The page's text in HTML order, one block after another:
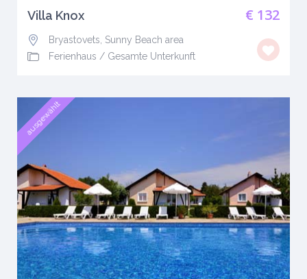
€ 132
Villa Knox
Bryastovets, Sunny Beach area
Ferienhaus / Gesamte Unterkunft
ausgewählt